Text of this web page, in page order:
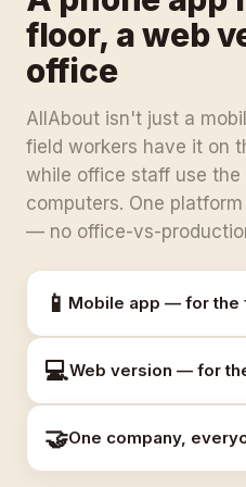
floor, a web
office
AllAbout isn't just a
field workers have it on
while office staff use
computers. One
— no office-vs-
📱 Mobile app — for the
💻Web version — for
🤝One company,